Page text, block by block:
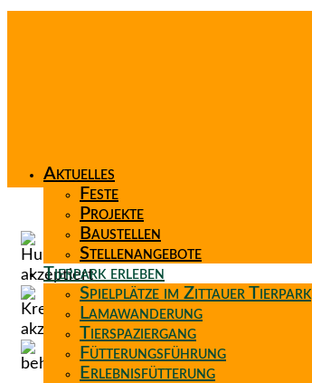
Aktuelles
Feste
Projekte
Baustellen
Stellenangebote
Tierpark erleben
Spielplätze im Zittauer Tierpark
Lamawanderung
Tierspaziergang
Fütterungsführung
Erlebnisfütterung